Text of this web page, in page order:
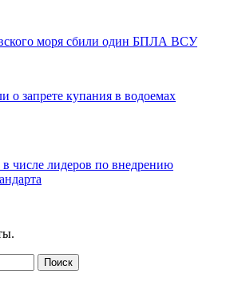
моря сбили один БПЛА ВСУ
о запрете купания в водоемах
числе лидеров по внедрению